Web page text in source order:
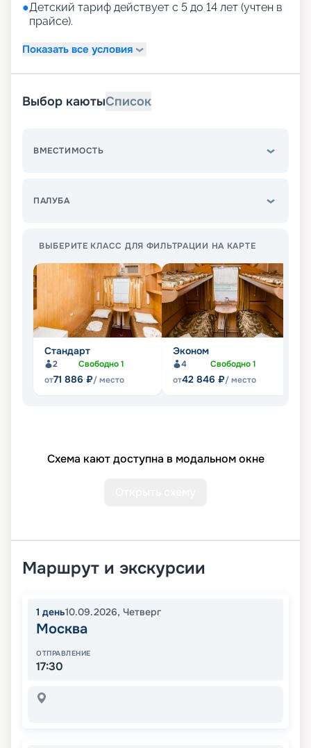
●Детский тариф действует с 5 до 14 лет (учтен в
прайсе).
Показать все условия
Выбор каютыСписок
ВМЕСТИМОСТЬ
ПАЛУБА
ВЫБЕРИТЕ КЛАСС ДЛЯ ФИЛЬТРАЦИИ НА КАРТЕ
Стандарт
2 Свободно1
от71 886 ₽/ место
Эконом
4 Свободно1
от42 846 ₽/ место
Схема кают доступна в модальном окне
Маршрут и экскурсии
1 день10.09.2026, Четверг
Москва
ОТПРАВЛЕНИЕ
17:30